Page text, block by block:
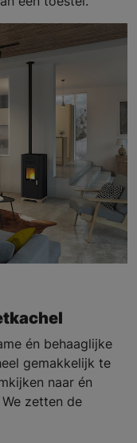
én behaaglijke
gemakkelijk te
naar én
zetten de